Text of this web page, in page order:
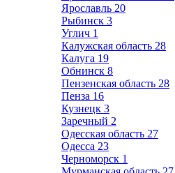
Ярославль 20
Рыбинск 3
Углич 1
Калужская область 28
Калуга 19
Обнинск 8
Пензенская область 28
Пенза 16
Кузнецк 3
Заречный 2
Одесская область 27
Одесса 23
Черноморск 1